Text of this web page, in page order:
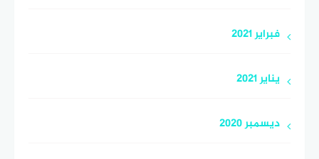
فبراير 2021
يناير 2021
ديسمبر 2020